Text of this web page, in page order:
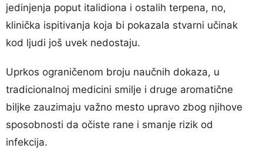
jedinjenja poput italidiona i ostalih terpena, no,
klinička ispitivanja koja bi pokazala stvarni učinak
kod ljudi još uvek nedostaju.
Uprkos ograničenom broju naučnih dokaza, u
tradicionalnoj medicini smilje i druge aromatične
biljke zauzimaju važno mesto upravo zbog njihove
sposobnosti da očiste rane i smanje rizik od
infekcija.